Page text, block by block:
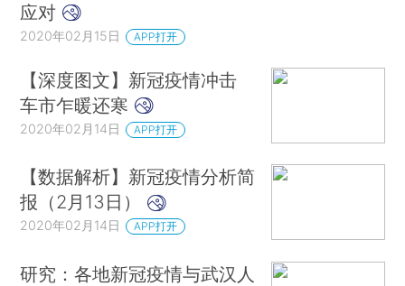
应对
2020年02月15日 APP打开
【深度图文】新冠疫情冲击
车市乍暖还寒
2020年02月14日 APP打开
【数据解析】新冠疫情分析简
报（2月13日）
2020年02月14日 APP打开
研究：各地新冠疫情与武汉人